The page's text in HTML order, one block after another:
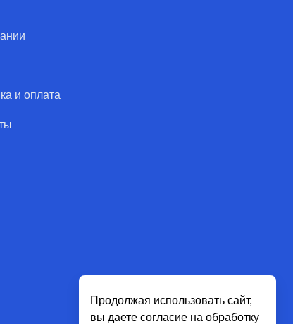
и оплата
Продолжая использовать сайт,
вы даете согласие на обработку